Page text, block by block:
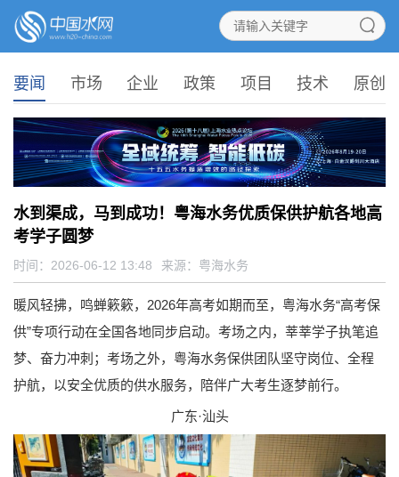
要闻 市场 企业 政策 项目 技术 原创
水到渠成，马到成功！粤海水务优质保供护航各地高
考学子圆梦
时间：2026-06-12 13:48 来源： 粤海水务
暖风轻拂，鸣蝉簌簌，2026年高考如期而至，粤海水务“高考保
供”专项行动在全国各地同步启动。考场之内，莘莘学子执笔追
梦、奋力冲刺；考场之外，粤海水务保供团队坚守岗位、全程
护航，以安全优质的供水服务，陪伴广大考生逐梦前行。
广东·汕头